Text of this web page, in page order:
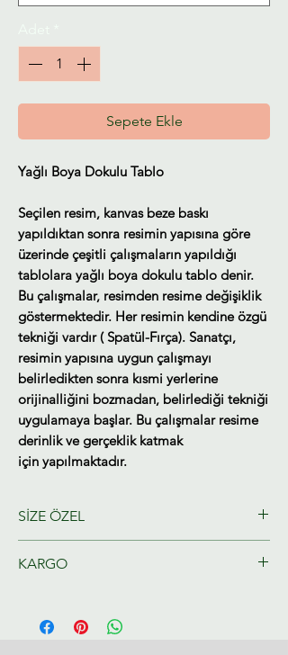
Sepete Ekle
Yağlı Boya Dokulu Tablo
Seçilen resim, kanvas beze baskı
yapıldıktan sonra resimin yapısına göre
üzerinde çeşitli çalışmaların yapıldığı
tablolara yağlı boya dokulu tablo denir.
Bu çalışmalar, resimden resime değişiklik
göstermektedir. Her resimin kendine özgü
tekniği vardır ( Spatül-Fırça). Sanatçı,
resimin yapısına uygun çalışmayı
belirledikten sonra kısmi yerlerine
orijinalliğini bozmadan, belirlediği tekniği
uygulamaya başlar. Bu çalışmalar resime
derinlik ve gerçeklik katmak
için yapılmaktadır.
SİZE ÖZEL
olarak hazırlanacaktır.
KARGO